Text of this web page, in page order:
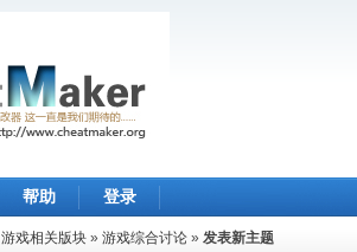
帮助 登录
游戏相关版块 » 游戏综合讨论 » 发表新主题